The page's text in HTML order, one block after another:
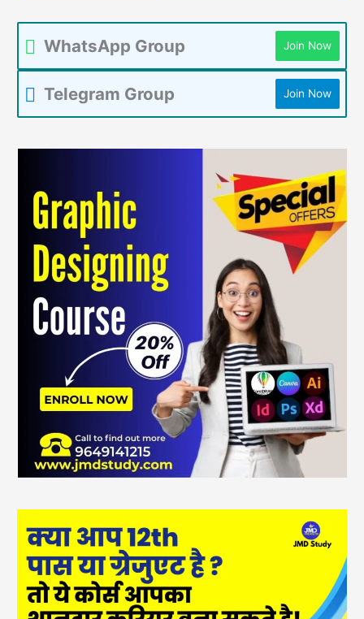
WhatsApp Group Join Now
Telegram Group Join Now